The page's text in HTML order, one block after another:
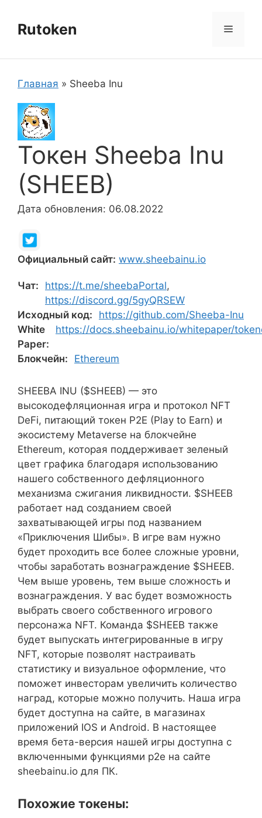
содержимому
Rutoken Меню
Главная » Sheeba Inu
Токен Sheeba Inu
(SHEEB)
Дата обновления: 06.08.2022
Официальный сайт: www.sheebainu.io
Чат: https://t.me/sheebaPortal,
https://discord.gg/5gyQRSEW
Исходный код:
https://github.com/Sheeba-Inu
White
Paper:
https://docs.sheebainu.io/whitepaper/
Блокчейн: Ethereum
SHEEBA INU ($SHEEB) — это
высокодефляционная игра и протокол NFT
DeFi, питающий токен P2E (Play to Earn) и
экосистему Metaverse на блокчейне
Ethereum, которая поддерживает зеленый
цвет графика благодаря использованию
нашего собственного дефляционного
механизма сжигания ликвидности. $SHEEB
работает над созданием своей
захватывающей игры под названием
«Приключения Шибы». В игре вам нужно
будет проходить все более сложные уровни,
чтобы заработать вознаграждение $SHEEB.
Чем выше уровень, тем выше сложность и
вознаграждения. У вас будет возможность
выбрать своего собственного игрового
персонажа NFT. Команда $SHEEB также
будет выпускать интегрированные в игру
NFT, которые позволят настраивать
статистику и визуальное оформление, что
поможет инвесторам увеличить количество
наград, которые можно получить. Наша игра
будет доступна на сайте, в магазинах
приложений IOS и Android. В настоящее
время бета-версия нашей игры доступна с
включенными функциями p2e на сайте
sheebainu.io для ПК.
Похожие токены: